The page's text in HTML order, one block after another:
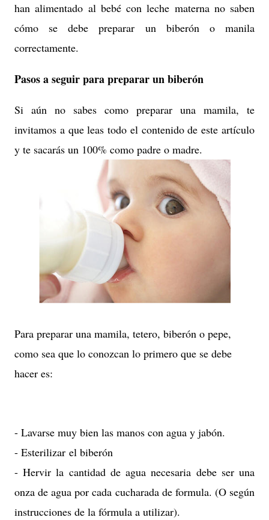
han alimentado al bebé con leche materna no saben
cómo se debe preparar un biberón o manila
correctamente.
Pasos a seguir para preparar un biberón
Si aún no sabes como preparar una mamila, te
invitamos a que leas todo el contenido de este artículo
y te sacarás un 100% como padre o madre.
Para preparar una mamila, tetero, biberón o pepe,
como sea que lo conozcan lo primero que se debe
hacer es:
- Lavarse muy bien las manos con agua y jabón.
- Esterilizar el biberón
- Hervir la cantidad de agua necesaria debe ser una
onza de agua por cada cucharada de formula. (O según
instrucciones de la fórmula a utilizar).